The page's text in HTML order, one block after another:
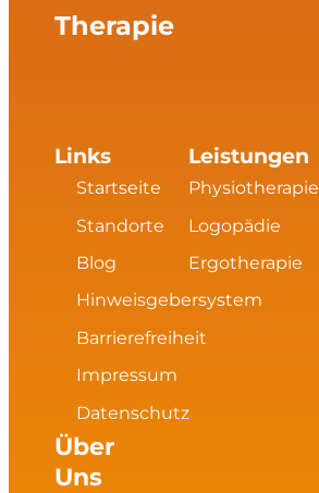
Therapie
Links
Startseite
Standorte
Blog
Hinweisgebersystem
Barrierefreiheit
Impressum
Datenschutz
Über
Uns
Leistungen
Physiotherapie
Logopädie
Ergotherapie